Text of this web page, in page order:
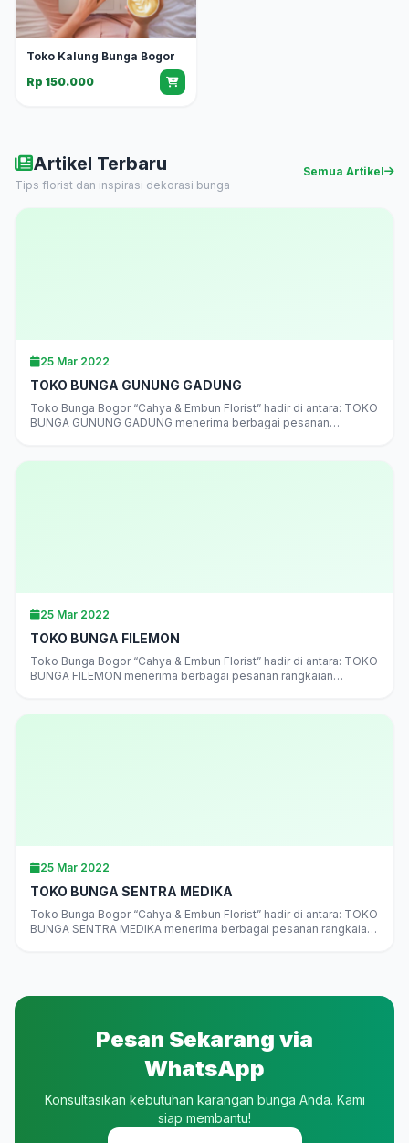
Toko Kalung Bunga Bogor
Rp 150.000
Artikel Terbaru
Tips florist dan inspirasi dekorasi bunga
Semua Artikel
25 Mar 2022
TOKO BUNGA GUNUNG GADUNG
Toko Bunga Bogor “Cahya & Embun Florist” hadir di antara: TOKO
BUNGA GUNUNG GADUNG menerima berbagai pesanan
25 Mar 2022
TOKO BUNGA FILEMON
Toko Bunga Bogor “Cahya & Embun Florist” hadir di antara: TOKO
BUNGA FILEMON menerima berbagai pesanan rangkaian
25 Mar 2022
TOKO BUNGA SENTRA MEDIKA
Toko Bunga Bogor “Cahya & Embun Florist” hadir di antara: TOKO
BUNGA SENTRA MEDIKA menerima berbagai pesanan rangkaian
Pesan Sekarang via
WhatsApp
Konsultasikan kebutuhan karangan bunga Anda. Kami
siap membantu!